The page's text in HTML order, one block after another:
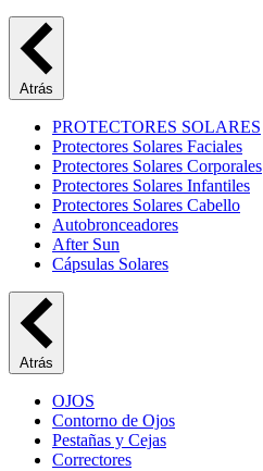
Atrás
PROTECTORES SOLARES
Protectores Solares Faciales
Protectores Solares Corporales
Protectores Solares Infantiles
Protectores Solares Cabello
Autobronceadores
After Sun
Cápsulas Solares
Atrás
OJOS
Contorno de Ojos
Pestañas y Cejas
Correctores